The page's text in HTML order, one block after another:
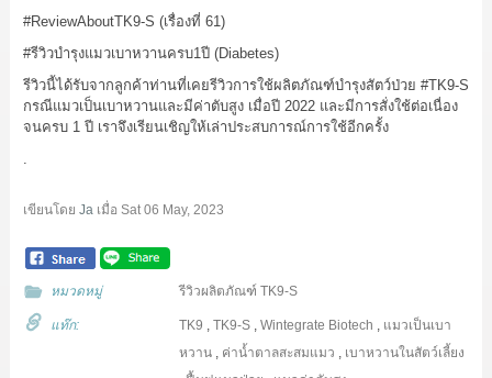
#ReviewAboutTK9-S (เรื่องที่ 61)
#รีวิวบำรุงแมวเบาหวานครบ1ปี (Diabetes)
รีวิวนี้ได้รับจากลูกค้าท่านที่เคยรีวิวการใช้ผลิตภัณฑ์บำรุงสัตว์ป่วย #TK9-S
กรณีแมวเป็นเบาหวานและมีค่าตับสูง เมื่อปี 2022 และมีการสั่งใช้ต่อเนื่อง
จนครบ 1 ปี เราจึงเรียนเชิญให้เล่าประสบการณ์การใช้อีกครั้ง
เขียนโดย Jaเมื่อ Sat 06 May, 2023
หมวดหมู่ รีวิวผลิตภัณฑ์ TK9-S
แท๊ก: TK9 ,TK9-S ,Wintegrate Biotech , แมวเป็นเบา
หวาน , ค่าน้ำตาลสะสมแมว , เบาหวานในสัตว์เลี้ยง